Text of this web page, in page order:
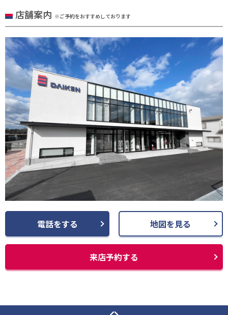
店舗案内 ※ご予約をおすすめしております
電話をする 地図を見る
来店予約する